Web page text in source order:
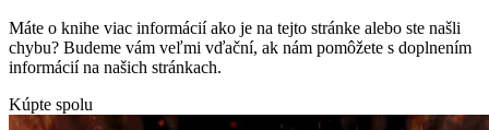
Máte o knihe viac informácií ako je na tejto stránke alebo ste našli
chybu? Budeme vám veľmi vďační, ak nám pomôžete s doplnením
informácií na našich stránkach.
Kúpte spolu